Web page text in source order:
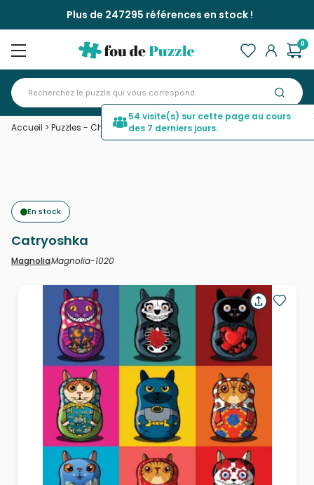
Plus de 247295 références en stock !
0
Accueil > Puzzles - Chats>Catryoshka
En stock
Catryoshka
MagnoliaMagnolia-1020
54 visite(s) sur cette page au cours
des 7 derniers jours.